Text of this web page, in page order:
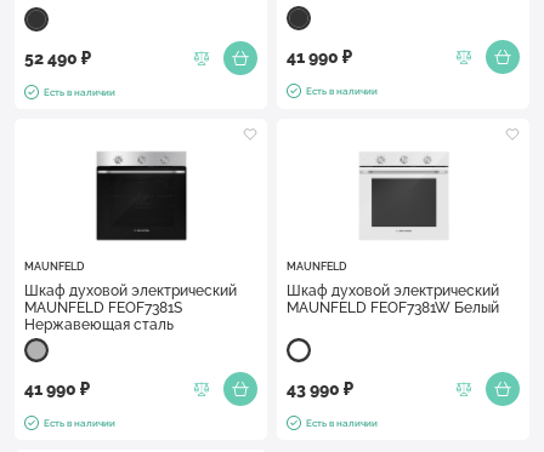
52 490 ₽
Есть в наличии
41 990 ₽
Есть в наличии
MAUNFELD
Шкаф духовой электрический
MAUNFELD FEOF7381S
Нержавеющая сталь
41 990 ₽
Есть в наличии
MAUNFELD
Шкаф духовой электрический
MAUNFELD FEOF7381W Белый
43 990 ₽
Есть в наличии